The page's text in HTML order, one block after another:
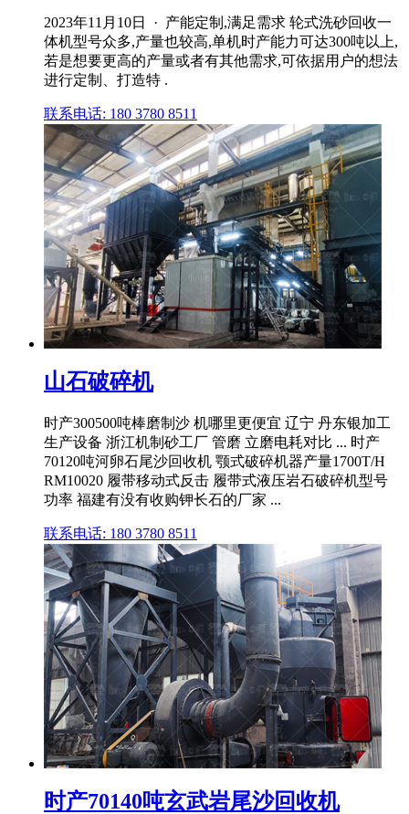
2023年11月10日 · 产能定制,满足需求 轮式洗砂回收一
体机型号众多,产量也较高,单机时产能力可达300吨以上,
若是想要更高的产量或者有其他需求,可依据用户的想法
进行定制、打造特 .
联系电话: 180 3780 8511
山石破碎机
时产300500吨棒磨制沙 机哪里更便宜 辽宁 丹东银加工
生产设备 浙江机制砂工厂 管磨 立磨电耗对比 ... 时产
70120吨河卵石尾沙回收机 颚式破碎机器产量1700T/H
RM10020 履带移动式反击 履带式液压岩石破碎机型号
功率 福建有没有收购钾长石的厂家 ...
联系电话: 180 3780 8511
时产70140吨玄武岩尾沙回收机